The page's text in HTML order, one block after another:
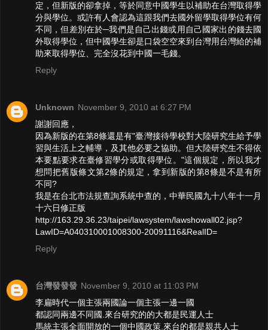
定，但新版的卻拿掉，等於同意中國學生以補助在台灣取得學
分與學位。或許有人會認為這跟我們去國外留學取得學位有何
不同，但差別在於─我們是自己出錢或用自己國家出的錢去國
外取得學位，但中國學生卻是口袋空空來到台灣用台灣給的補
助來取得學位、完全沒花到中國一毛錢。
Reply
Unknown November 9, 2010 at 6:27 PM
謝謝回應，
因為新版的在第8條還是有"臺灣接待學校對大陸研究生給予學
習與生活上之輔導，及其他必要之協助。但大陸研究生不得依
本要點要求在臺修習學分或取得學位。"這個規定，所以我才
想問把舊版條文第2條的規定，拿到新版的第8條是不是有所
不同?
我是在台北市法規查詢系統中查的，中華民國九十八年十一月
十六日修正版
http://163.29.36.23/taipei/lawsystem/lawshowall02.jsp?
LawID=A040310001008300-20091116&RealID=
Reply
台灣發發發 November 9, 2010 at 11:03 PM
李扁時代一個主張兩國論一個主張一邊一國
都認同兩邊不同國.來台研究的的大都是民運人士
馬統主張全面開放的一個中國政策.來台的都是親共人士